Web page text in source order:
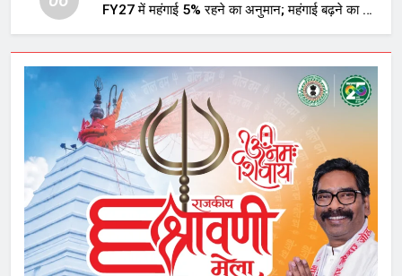
FY27 में महंगाई 5% रहने का अनुमान; महंगाई बढ़ने का भी
अलर्ट